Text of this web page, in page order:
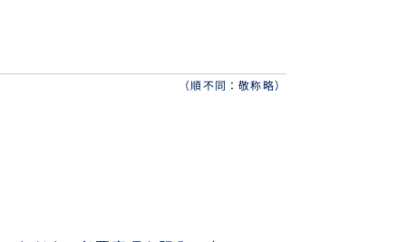
（順不同：敬称略）